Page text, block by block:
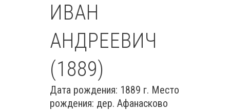
ИВАН
АНДРЕЕВИЧ
(1889)
Дата рождения: 1889 г. Место
рождения: дер. Афанасково